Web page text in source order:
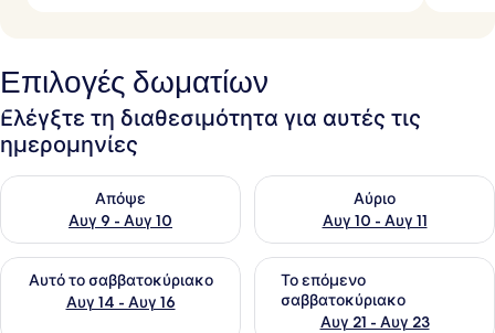
Επιλογές δωματίων
Ελέγξτε τη διαθεσιμότητα για αυτές τις
ημερομηνίες
Απόψε
Αυγ 9 - Αυγ 10
Έλεγχος διαθεσιμότητας για απόψε Αυγ 9 - Αυγ 10
Αύριο
Αυγ 10 - Αυγ 11
Έλεγχος διαθεσιμότητας
Αυτό το σαββατοκύριακο
Αυγ 14 - Αυγ 16
Έλεγχος διαθεσιμότητας για αυτό το σαββατοκύριακο Αυγ
Το επόμενο
σαββατοκύριακο
Αυγ 21 - Αυγ 23
Έλεγχος διαθεσιμότητας